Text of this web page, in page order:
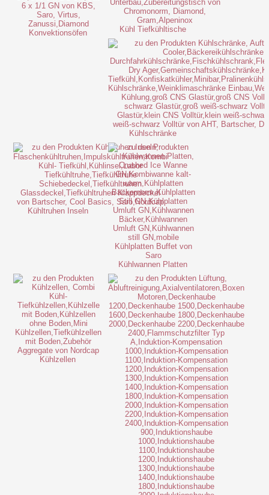
Konvektionsöfen Kühl Tiefkühltische
Kühlschränke
Kühltruhen Inseln
Kühlwannen Platten
Kühlzellen